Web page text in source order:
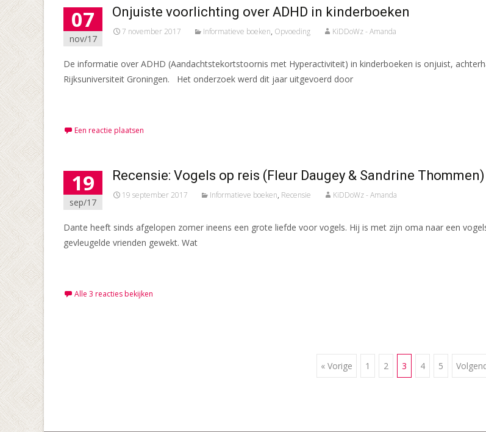
07
nov/17
Onjuiste voorlichting over ADHD in kinderboeken
7 november 2017 Informatieve boeken, Opvoeding KiDDoWz - Amanda
De informatie over ADHD (Aandachtstekortstoornis met Hyperactiviteit) in kinderboeken is onjuist,
Rijksuniversiteit Groningen. Het onderzoek werd dit jaar uitgevoerd door
Een reactie plaatsen
19
sep/17
Recensie: Vogels op reis (Fleur Daugey & Sandrine Thommen)
19 september 2017 Informatieve boeken, Recensie KiDDoWz - Amanda
Dante heeft sinds afgelopen zomer ineens een grote liefde voor vogels. Hij is met zijn oma naar een
gevleugelde vrienden gewekt. Wat
Alle 3 reacties bekijken
« Vorige 1 2 3 4 5